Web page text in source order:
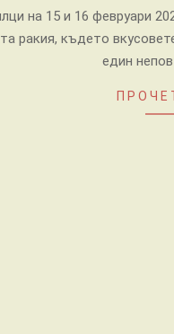
на 15 и 16 февруари
ракия, където
един